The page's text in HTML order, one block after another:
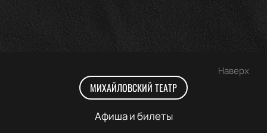
Наверх
МИХАЙЛОВСКИЙ ТЕАТР
Афиша и билеты